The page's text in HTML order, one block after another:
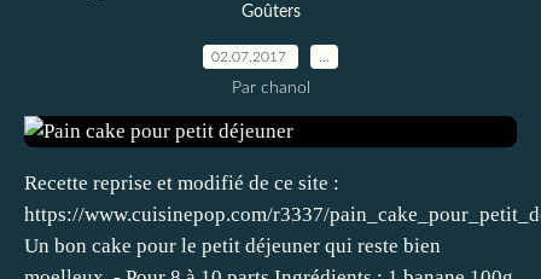
Goûters
02.07.2017
Par chanol
Recette reprise et modifié de ce site :
https://www.cuisinepop.com/r3337/
Un bon cake pour le petit déjeuner qui reste bien